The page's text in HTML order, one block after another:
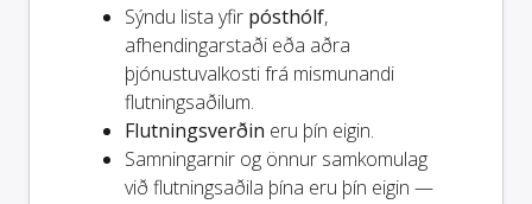
Sýndu lista yfir pósthólf,
afhendingarstaði eða aðra
þjónustuvalkosti frá mismunandi
flutningsaðilum.
Flutningsverðin eru þín eigin.
Samningarnir og önnur samkomulag
við flutningsaðila þína eru þín eigin —